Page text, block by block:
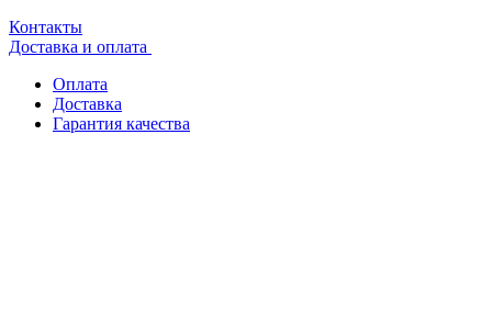
Контакты
Доставка и оплата
Оплата
Доставка
Гарантия качества